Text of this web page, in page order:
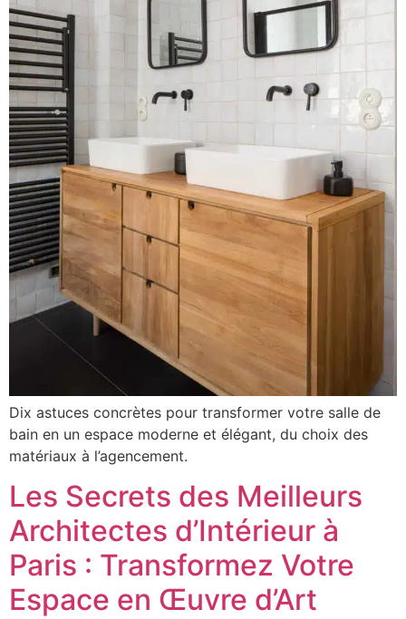
Dix astuces concrètes pour transformer votre salle de
bain en un espace moderne et élégant, du choix des
matériaux à l’agencement.
Les Secrets des Meilleurs
Architectes d’Intérieur à
Paris : Transformez Votre
Espace en Œuvre d’Art